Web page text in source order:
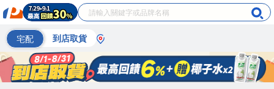
宅配 到店取貨